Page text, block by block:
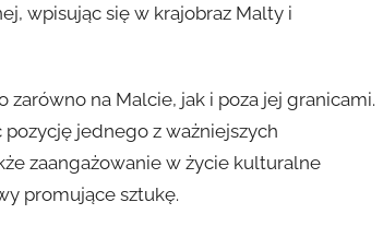
wpisując się w krajobraz Malty i
na Malcie, jak i poza jej granicami.
jednego z ważniejszych
zaangażowanie w życie kulturalne
promujące sztukę.